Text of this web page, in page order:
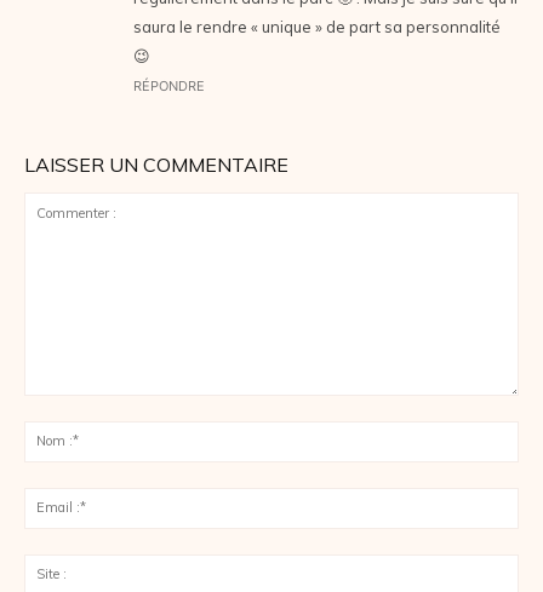
saura le rendre « unique » de part sa personnalité
😉
RÉPONDRE
LAISSER UN COMMENTAIRE